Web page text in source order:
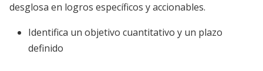
desglosa en logros específicos y accionables.
Identifica un objetivo cuantitativo y un plazo
definido